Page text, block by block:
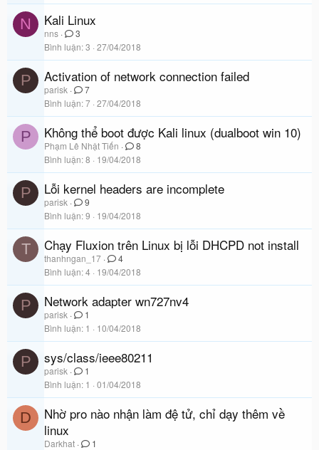
N Kali Linux
nns
3
Bình luận 3 27/04/2018
P Activation of network connection failed
parisk
7
Bình luận 7 27/04/2018
P Không thể boot được Kali linux (dualboot win 10)
Phạm Lê Nhật Tiến
8
Bình luận 8 19/04/2018
P Lỗi kernel headers are incomplete
parisk
9
Bình luận 9 19/04/2018
T Chạy Fluxion trên Linux bị lỗi DHCPD not install
thanhngan_17
4
Bình luận 4 19/04/2018
P Network adapter wn727nv4
parisk
1
Bình luận 1 10/04/2018
P sys/class/ieee80211
parisk
1
Bình luận 1 01/04/2018
D
Nhờ pro nào nhận làm đệ tử, chỉ dạy thêm về
linux
Darkhat
1